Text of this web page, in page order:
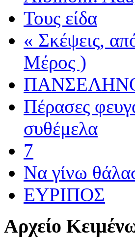
Τους είδα
« Σκέψεις,
Μέρος )
Πέρασες
συθέμελα
7
Να γίνω
ΕΥΡΙΠΟΣ
Αρχείο